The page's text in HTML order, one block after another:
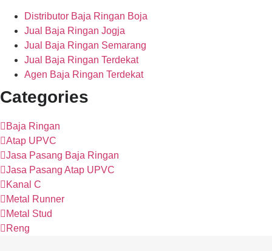
Distributor Baja Ringan Boja
Jual Baja Ringan Jogja
Jual Baja Ringan Semarang
Jual Baja Ringan Terdekat
Agen Baja Ringan Terdekat
Categories
Baja Ringan
Atap UPVC
Jasa Pasang Baja Ringan
Jasa Pasang Atap UPVC
Kanal C
Metal Runner
Metal Stud
Reng